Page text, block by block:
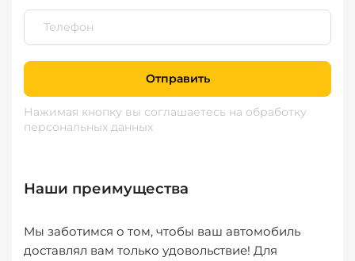
Отправить
Нажимая кнопку вы соглашаетесь на обработку
персональных данных
Наши преимущества
Мы заботимся о том, чтобы ваш автомобиль
доставлял вам только удовольствие! Для